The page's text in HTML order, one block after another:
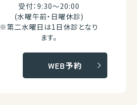
受付：9:30～20:00
(水曜午前・日曜休診)
※第二水曜日は1日休診となり
ます。
WEB予約